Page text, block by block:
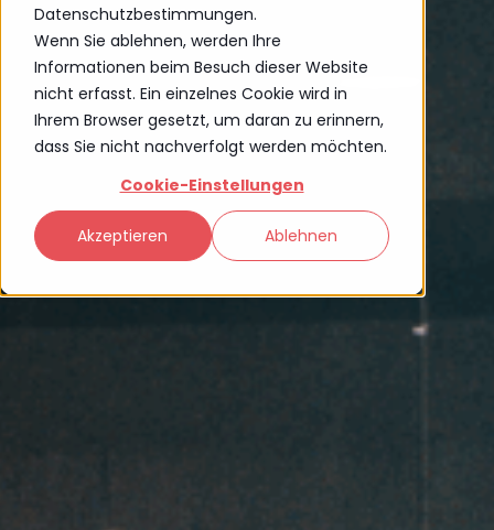
Datenschutzbestimmungen.
Wenn Sie ablehnen, werden Ihre
Informationen beim Besuch dieser Website
nicht erfasst. Ein einzelnes Cookie wird in
Ihrem Browser gesetzt, um daran zu erinnern,
dass Sie nicht nachverfolgt werden möchten.
Cookie-Einstellungen
Akzeptieren Ablehnen